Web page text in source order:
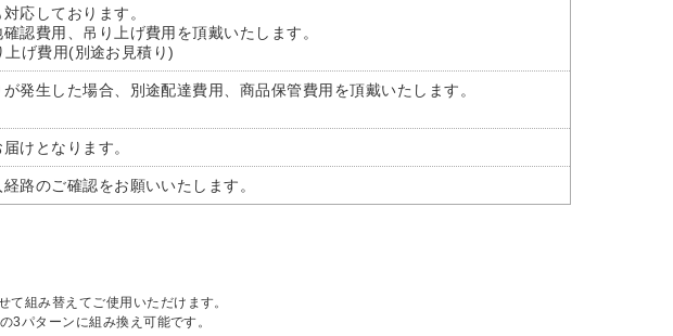
応しております。
認費用、吊り上げ費用を頂戴いたします。
げ費用(別途お見積り)
発生した場合、別途配達費用、商品保管費用を頂戴いたします。
けとなります。
路のご確認をお願いいたします。
組み替えてご使用いただけます。
3パターンに組み換え可能です。